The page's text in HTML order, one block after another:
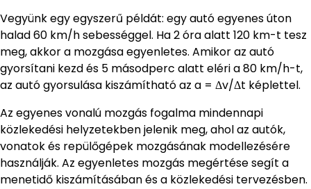
Vegyünk egy egyszerű példát: egy autó egyenes úton
halad 60 km/h sebességgel. Ha 2 óra alatt 120 km-t tesz
meg, akkor a mozgása egyenletes. Amikor az autó
gyorsítani kezd és 5 másodperc alatt eléri a 80 km/h-t,
az autó gyorsulása kiszámítható az a = Δv/Δt képlettel.
Az egyenes vonalú mozgás fogalma mindennapi
közlekedési helyzetekben jelenik meg, ahol az autók,
vonatok és repülőgépek mozgásának modellezésére
használják. Az egyenletes mozgás megértése segít a
menetidő kiszámításában és a közlekedési tervezésben.